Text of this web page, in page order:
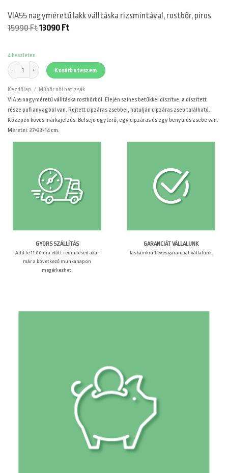
VIA55 nagyméretű lakk válltáska rizsmintával, rostbőr, piros
15990FtOriginal
13090 FtCurrent
4 készleten
VIA55 nagyméretű lakk válltáska rizsmintával, rostbőr, piros mennyiség
Kosárba teszem
Kezdőlap / Műbőr női hátizsák
VIA55 nagyméretű válltáska rostbőrből. Elején színes betűkkel díszítve, a díszített
része pufi anyagból van. Rejtett cipzáras zsebbel, hátulján cipzáras zseb található.
Közepén köves márkajelzés. Belseje egyterű, egy cipzáras és egy benyúlós zsebe van.
Méretei: 37×33×14 cm.
GYORS SZÁLLÍTÁS
Add le 11:00 óra előtt rendelésed akár
már a következő munkanapon
megérkezhet.
GARANCIÁT VÁLLALUNK
Táskáinkra 1 éves garanciát vállalunk.